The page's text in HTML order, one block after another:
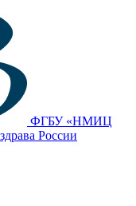
ФГБУ «НМИЦ
России